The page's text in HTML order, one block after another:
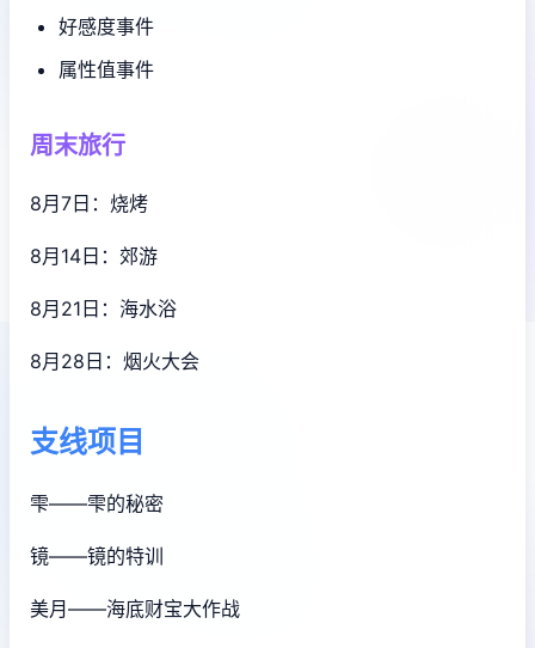
好感度事件
属性值事件
周末旅行
8月7日：烧烤
8月14日：郊游
8月21日：海水浴
8月28日：烟火大会
支线项目
雫——雫的秘密
镜——镜的特训
美月——海底财宝大作战